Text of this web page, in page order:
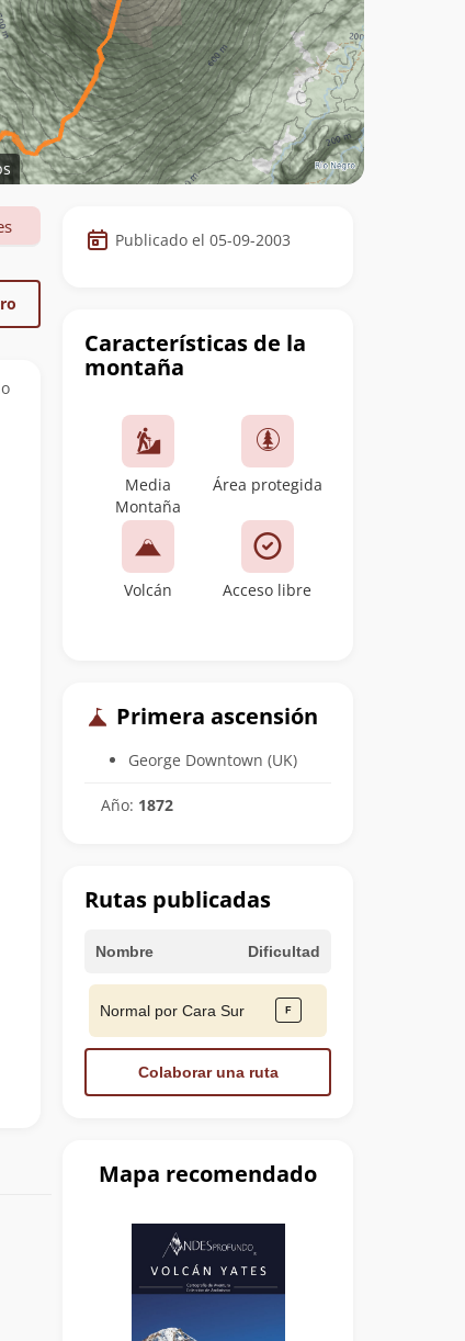
Datos
de
cumbre
Publicado el 05-09-2003
Características de la
montaña
Media
Montaña
Área protegida
Volcán Acceso libre
Primera ascensión
George Downtown (UK)
Año: 1872
Rutas publicadas
Nombre Dificultad
Normal por Cara Sur
Colaborar una ruta
Mapa recomendado